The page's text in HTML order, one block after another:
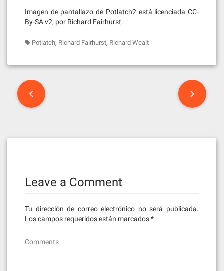
Imagen de pantallazo de Potlatch2 está licenciada CC-
By-SA v2, por Richard Fairhurst.
Potlatch, Richard Fairhurst, Richard Weait
Post
navigation
Leave a Comment
Tu dirección de correo electrónico no será publicada.
Los campos requeridos están marcados*
Comments